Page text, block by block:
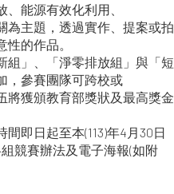
能源有效化利用、
題，透過實作、提案或拍
的作品。
」、「淨零排放組」與「短
，參賽團隊可跨校或
頒教育部獎狀及最高獎金
即日起至本(113)年4月30日
競賽辦法及電子海報(如附